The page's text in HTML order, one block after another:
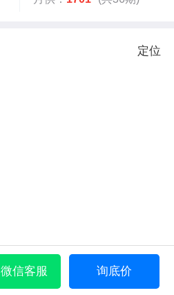
定位
微信客服 询底价